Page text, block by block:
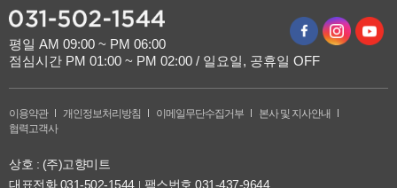
평일 AM 09:00 ~ PM 06:00
점심시간 PM 01:00 ~ PM 02:00 / 일요일, 공휴일 OFF
이용약관 개인정보처리방침 이메일무단수집거부
본사 및 지사안내
협력고객사
상호 : (주)고향미트
대표전화031-502-1544 팩스번호 031-437-9644